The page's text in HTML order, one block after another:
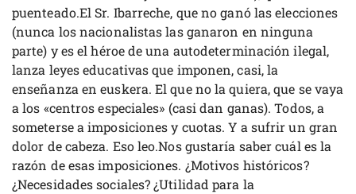
puenteado.El Sr. Ibarreche, que no ganó las elecciones
(nunca los nacionalistas las ganaron en ninguna
parte) y es el héroe de una autodeterminación ilegal,
lanza leyes educativas que imponen, casi, la
enseñanza en euskera. El que no la quiera, que se vaya
a los «centros especiales» (casi dan ganas). Todos, a
someterse a imposiciones y cuotas. Y a sufrir un gran
dolor de cabeza. Eso leo.Nos gustaría saber cuál es la
razón de esas imposiciones. ¿Motivos históricos?
¿Necesidades sociales? ¿Utilidad para la